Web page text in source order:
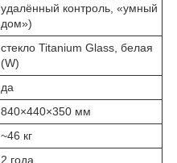
удалённый контроль, «умный
дом»)
стекло Titanium Glass, белая
(W)
да
840×440×350 мм
~46 кг
2 года